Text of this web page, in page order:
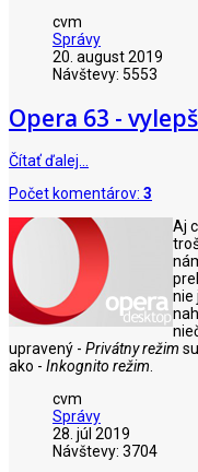
cvm
Správy
20. august 2019
Návštevy: 5553
Opera 63 -
Čítať ďalej…
Počet komentárov: 3
Aj
nie
upravený - Privátny režim
ako - Inkognito režim.
cvm
Správy
28. júl 2019
Návštevy: 3704